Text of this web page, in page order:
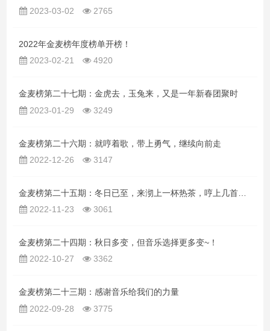
2023-03-02
2765
2022年金麦榜年度榜单开榜！
2023-02-21
4920
金麦榜第二十七期：金虎去，玉兔来，又是一年新春团聚时
2023-01-29
3249
金麦榜第二十六期：就哼着歌，带上勇气，继续向前走
2022-12-26
3147
2022-11-23
3061
金麦榜第二十四期：秋日多变，但音乐选择更多变~！
2022-10-27
3362
金麦榜第二十三期：感谢音乐给我们的力量
2022-09-28
3775